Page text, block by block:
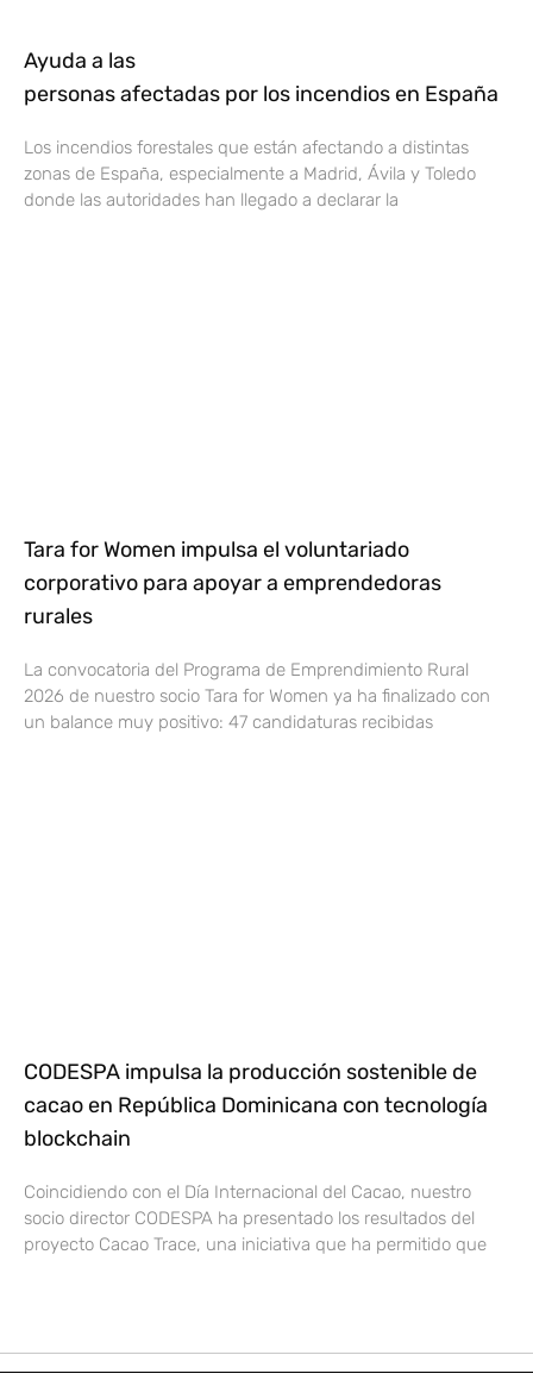
Ayuda a las
personas afectadas por los incendios en España
Los incendios forestales que están afectando a distintas
zonas de España, especialmente a Madrid, Ávila y Toledo
donde las autoridades han llegado a declarar la
Tara for Women impulsa el voluntariado
corporativo para apoyar a emprendedoras
rurales
La convocatoria del Programa de Emprendimiento Rural
2026 de nuestro socio Tara for Women ya ha finalizado con
un balance muy positivo: 47 candidaturas recibidas
CODESPA impulsa la producción sostenible de
cacao en República Dominicana con tecnología
blockchain
Coincidiendo con el Día Internacional del Cacao, nuestro
socio director CODESPA ha presentado los resultados del
proyecto Cacao Trace, una iniciativa que ha permitido que